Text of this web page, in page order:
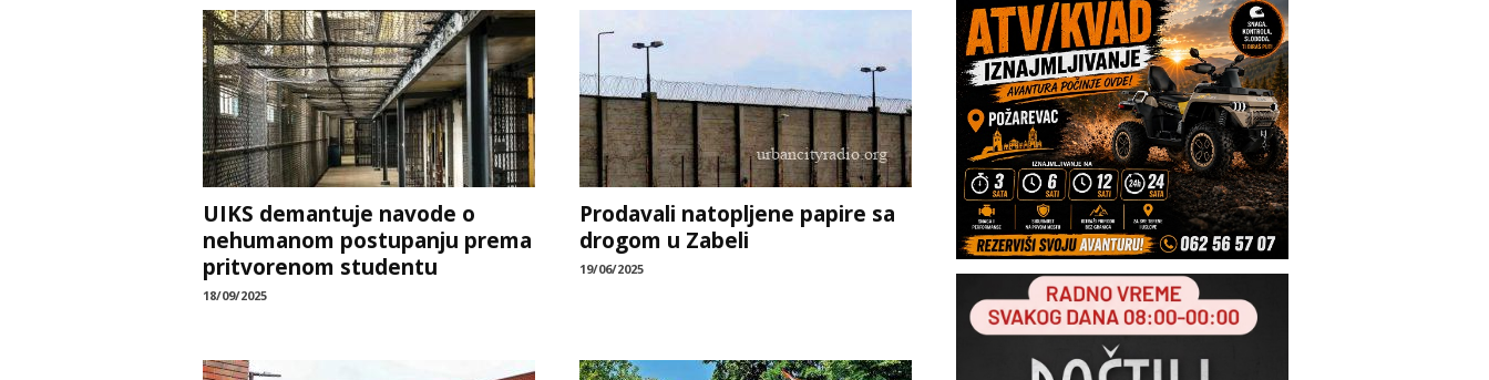
UIKS demantuje navode o
nehumanom postupanju prema
pritvorenom studentu
18/09/2025
Prodavali natopljene papire sa
drogom u Zabeli
19/06/2025